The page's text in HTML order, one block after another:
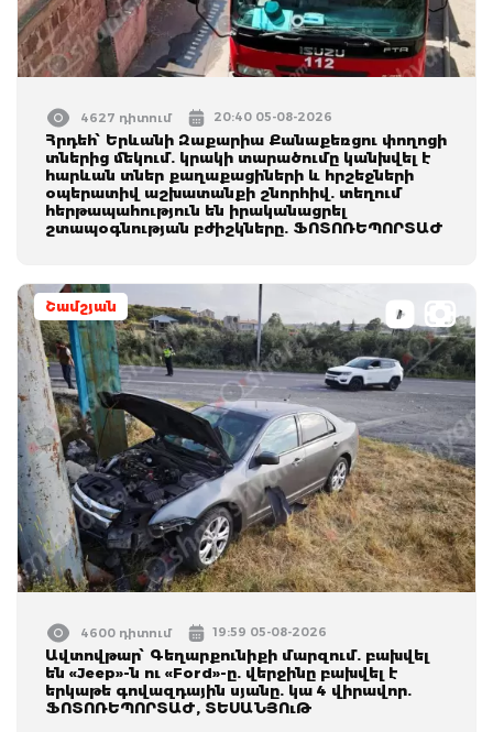
4627 դիտում 20:40 05-08-2026
Հրդեհ՝ Երևանի Զաքարիա Քանաքեռցու փողոցի
տներից մեկում. կրակի տարածումը կանխվել է
հարևան տներ քաղաքացիների և հրշեջների
օպերատիվ աշխատանքի շնորհիվ. տեղում
հերթապահություն են իրականացրել
շտապօգնության բժիշկները. ՖՈՏՈՌԵՊՈՐՏԱԺ
Շամշյան
4600 դիտում 19:59 05-08-2026
Ավտովթար՝ Գեղարքունիքի մարզում. բախվել
են «Jeep»-ն ու «Ford»-ը. վերջինը բախվել է
երկաթե գովազդային սյանը. կա 4 վիրավոր.
ՖՈՏՈՌԵՊՈՐՏԱԺ, ՏԵՍԱՆՅՈւԹ